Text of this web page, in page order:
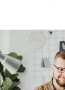
verander je